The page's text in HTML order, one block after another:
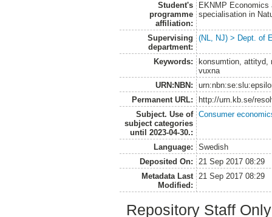
Student's
programme
affiliation:
EKNMP Economics
specialisation in
Supervising
department:
(NL, NJ) > Dept. of
Keywords:
konsumtion, attityd,
vuxna
URN:NBN:
Permanent URL:
http://urn.kb.se/
Subject. Use of
subject categories
until 2023-04-30.:
Consumer
Language:
Swedish
Deposited On:
21 Sep 2017 08:29
Metadata Last
Modified:
21 Sep 2017 08:29
Repository Staff